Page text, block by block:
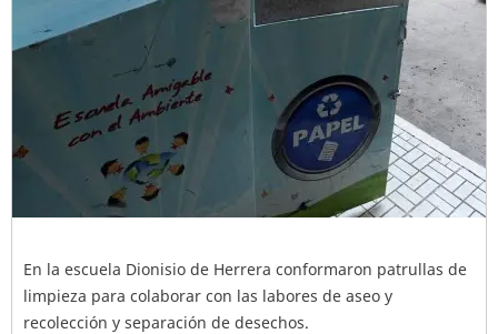
En la escuela Dionisio de Herrera conformaron patrullas de
limpieza para colaborar con las labores de aseo y
recolección y separación de desechos.